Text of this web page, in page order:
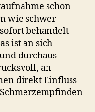
schon
wie schwer
behandelt
ist an sich
durchaus
an
direkt Einfluss